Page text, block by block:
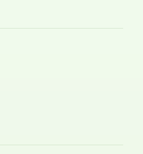
AlphaAlpha
Gia Alpha
Gia Alpha